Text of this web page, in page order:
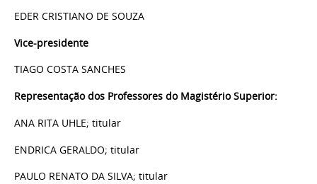
EDER CRISTIANO DE SOUZA
Vice-presidente
TIAGO COSTA SANCHES
Representação dos Professores do Magistério Superior:
ANA RITA UHLE; titular
ENDRICA GERALDO; titular
PAULO RENATO DA SILVA; titular